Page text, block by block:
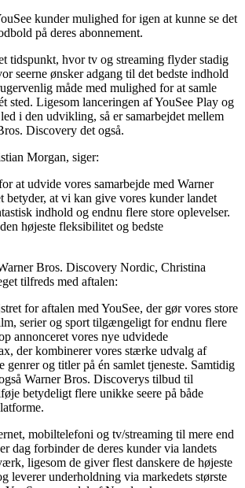
kunder mulighed for igen at kunne se det
på deres abonnement.
tidspunkt, hvor tv og streaming flyder stadig
seerne ønsker adgang til det bedste indhold
måde med mulighed for at samle
sted. Ligesom lanceringen af YouSee Play og
i den udvikling, så er samarbejdet mellem
Discovery det også.
Morgan, siger:
at udvide vores samarbejde med Warner
betyder, at vi kan give vores kunder landet
indhold og endnu flere store oplevelser.
højeste fleksibilitet og bedste
Bros. Discovery Nordic, Christina
tilfreds med aftalen:
for aftalen med YouSee, der gør vores store
serier og sport tilgængeligt for endnu flere
annonceret vores nye udvidede
der kombinerer vores stærke udvalg af
og titler på én samlet tjeneste. Samtidig
Warner Bros. Discoverys tilbud til
betydeligt flere unikke seere på både
mobiltelefoni og tv/streaming til mere end
dag forbinder de deres kunder via landets
ligesom de giver flest danskere de højeste
leverer underholdning via markedets største